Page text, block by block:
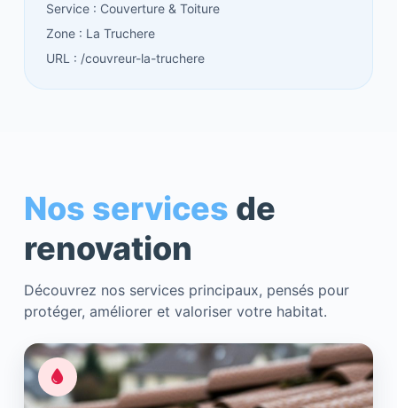
Service : Couverture & Toiture
Zone : La Truchere
URL : /couvreur-la-truchere
Nos services de
renovation
Découvrez nos services principaux, pensés pour
protéger, améliorer et valoriser votre habitat.